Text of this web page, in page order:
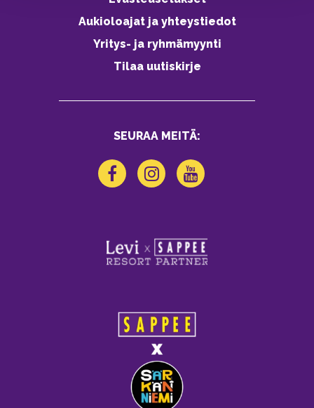
Aukioloajat ja yhteystiedot
Yritys- ja ryhmämyynti
Tilaa uutiskirje
SEURAA MEITÄ: